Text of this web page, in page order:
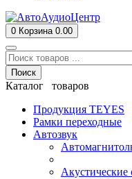
0 Корзина 0.00
Поиск
Каталог товаров
Продукция TEYES
Рамки переходные
Автозвук